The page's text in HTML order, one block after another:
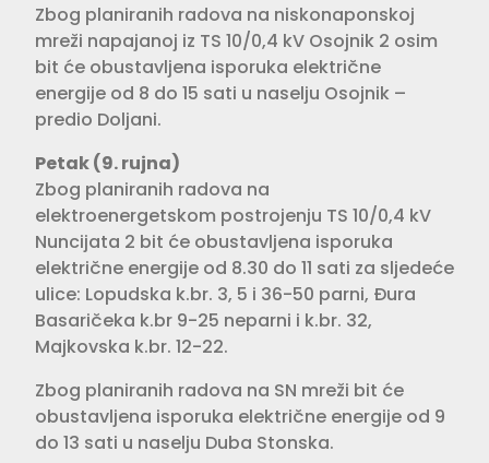
Zbog planiranih radova na niskonaponskoj
mreži napajanoj iz TS 10/0,4 kV Osojnik 2 osim
bit će obustavljena isporuka električne
energije od 8 do 15 sati u naselju Osojnik –
predio Doljani.
Petak (9. rujna)
Zbog planiranih radova na
elektroenergetskom postrojenju TS 10/0,4 kV
Nuncijata 2 bit će obustavljena isporuka
električne energije od 8.30 do 11 sati za sljedeće
ulice: Lopudska k.br. 3, 5 i 36-50 parni, Đura
Basaričeka k.br 9-25 neparni i k.br. 32,
Majkovska k.br. 12-22.
Zbog planiranih radova na SN mreži bit će
obustavljena isporuka električne energije od 9
do 13 sati u naselju Duba Stonska.